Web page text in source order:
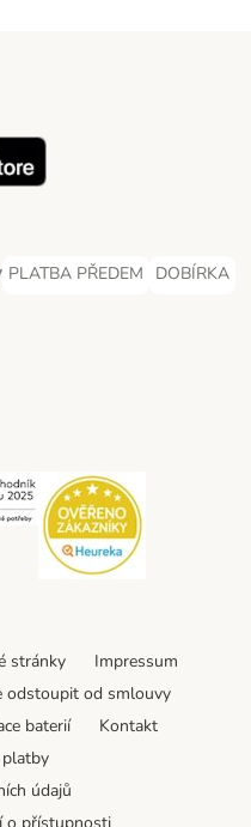
Method
Payment Method
PLATBA PŘEDEM
PLATBA PŘEDEM Payment
DOBÍRKA
DOBÍRKA
Method
Security
stránky
Impressum
odstoupit od smlouvy
baterií
Kontakt
údajů